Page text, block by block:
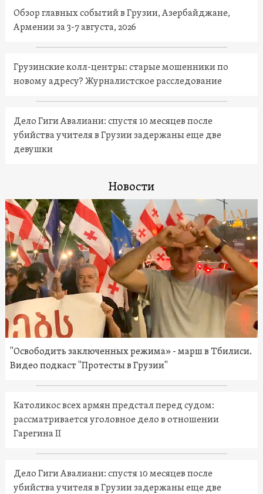
Обзор главных событий в Грузии, Азербайджане,
Армении за 3-7 августа, 2026
Грузинские колл-центры: старые мошенники по
новому адресу? Журналистское расследование
Дело Гиги Авалиани: спустя 10 месяцев после
убийства учителя в Грузии задержаны еще две
девушки
Новости
"Освободить заключенных режима» - марш в Тбилиси.
Видео подкаст "Протесты в Грузии"
Католикос всех армян предстал перед судом:
рассматривается уголовное дело в отношении
Гарегина II
Дело Гиги Авалиани: спустя 10 месяцев после
убийства учителя в Грузии задержаны еще две